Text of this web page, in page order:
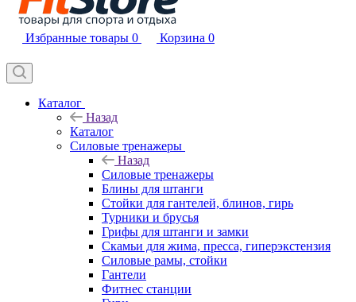
Избранные товары 0 Корзина 0
Каталог
Назад
Каталог
Силовые тренажеры
Назад
Силовые тренажеры
Блины для штанги
Стойки для гантелей, блинов, гирь
Турники и брусья
Грифы для штанги и замки
Скамьи для жима, пресса, гиперэкстензия
Силовые рамы, стойки
Гантели
Фитнес станции